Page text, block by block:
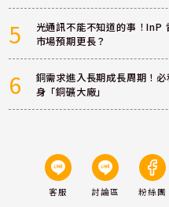
5
光通訊不能不知道的事！InP
市場預期更長？
6
銅需求進入長期成長周期！
身「銅礦大廠」
客服 討論區 粉絲團